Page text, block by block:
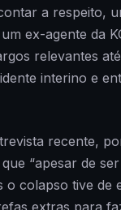
a respeito,
ex-agente da
relevantes
interino e
recente,
“apesar de
o colapso tive de